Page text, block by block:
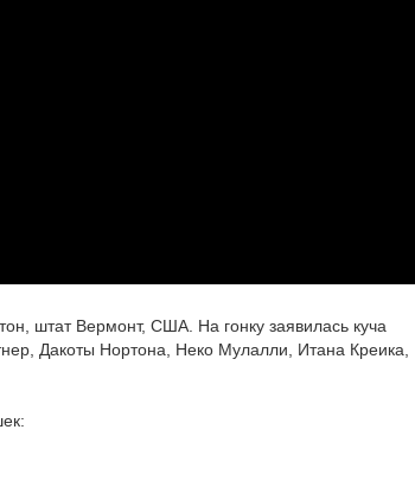
штат Вермонт, США. На гонку заявилась куча
Дакоты Нортона, Неко Мулалли, Итана Креика,